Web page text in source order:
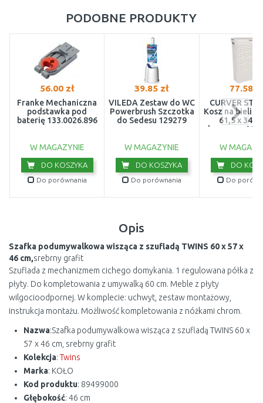
PODOBNE PRODUKTY
56.00 zł
Franke Mechaniczna
podstawka pod
baterię 133.0026.896
W MAGAZYNIE
DO KOSZYKA
Do porównania
39.85 zł
VILEDA Zestaw do WC
Powerbrush Szczotka
do Sedesu 129279
W MAGAZYNIE
DO KOSZYKA
Do porównania
77.58
CURVER
Kosz na
61,5 x 34,1
kremowy
W
DO
Do
Opis
Szafka podumywalkowa wisząca z szufladą TWINS 60 x 57 x
46 cm,srebrny grafit
Szuflada z mechanizmem cichego domykania. 1 regulowana półka z
płyty. Do kompletowania z umywalką 60 cm. Meble z płyty
wilgocioodpornej. W komplecie: uchwyt, zestaw montażowy,
instrukcja montażu. Możliwość kompletowania z nóżkami chrom.
Nazwa:Szafka podumywalkowa wisząca z szufladą TWINS 60 x
57 x 46 cm, srebrny grafit
Kolekcja: Twins
Marka: KOŁO
Kod produktu: 89499000
Głębokość: 46 cm